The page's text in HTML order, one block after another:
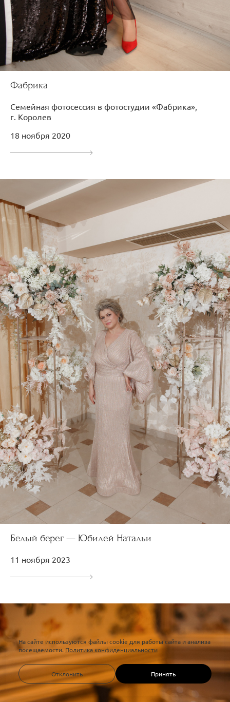
Фабрика
Семейная фотосессия в фотостудии «Фабрика»,
г. Королев
18 ноября 2020
Белый берег — Юбилей Натальи
11 ноября 2023
На сайте используются файлы cookie для работы сайта и анализа
посещаемости. Политика конфиденциальности
Отклонить Принять